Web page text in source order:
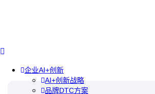
企业AI+创新
AI+创新战略
品牌DTC方案